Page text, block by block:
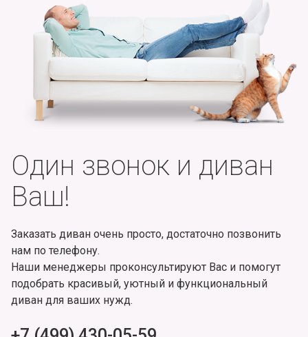
Один звонок и диван
Ваш!
Заказать диван очень просто, достаточно позвонить
нам по телефону.
Наши менеджеры проконсультируют Вас и помогут
подобрать красивый, уютный и функциональный
диван для ваших нужд.